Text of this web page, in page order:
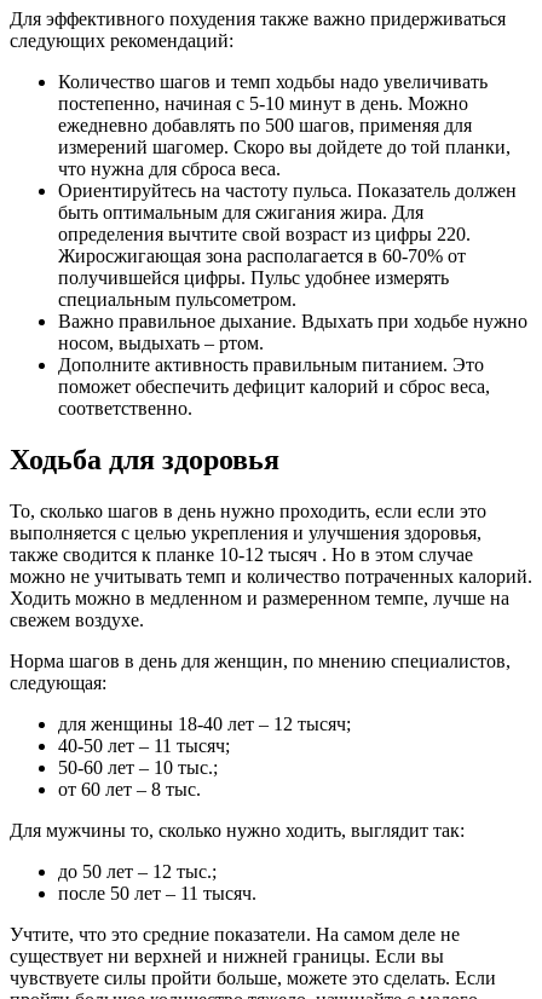
Для эффективного похудения также важно придерживаться
следующих рекомендаций:
Количество шагов и темп ходьбы надо увеличивать
постепенно, начиная с 5-10 минут в день. Можно
ежедневно добавлять по 500 шагов, применяя для
измерений шагомер. Скоро вы дойдете до той планки,
что нужна для сброса веса.
Ориентируйтесь на частоту пульса. Показатель должен
быть оптимальным для сжигания жира. Для
определения вычтите свой возраст из цифры 220.
Жиросжигающая зона располагается в 60-70% от
получившейся цифры. Пульс удобнее измерять
специальным пульсометром.
Важно правильное дыхание. Вдыхать при ходьбе нужно
носом, выдыхать – ртом.
Дополните активность правильным питанием. Это
поможет обеспечить дефицит калорий и сброс веса,
соответственно.
Ходьба для здоровья
То, сколько шагов в день нужно проходить, если если это
выполняется с целью укрепления и улучшения здоровья,
также сводится к планке 10-12 тысяч . Но в этом случае
можно не учитывать темп и количество потраченных калорий.
Ходить можно в медленном и размеренном темпе, лучше на
свежем воздухе.
Норма шагов в день для женщин, по мнению специалистов,
следующая:
для женщины 18-40 лет – 12 тысяч;
40-50 лет – 11 тысяч;
50-60 лет – 10 тыс.;
от 60 лет – 8 тыс.
Для мужчины то, сколько нужно ходить, выглядит так:
до 50 лет – 12 тыс.;
после 50 лет – 11 тысяч.
Учтите, что это средние показатели. На самом деле не
существует ни верхней и нижней границы. Если вы
чувствуете силы пройти больше, можете это сделать. Если